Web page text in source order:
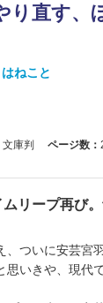
り直す、
はねこと
文庫判 ページ数：
リープ再び
ついに安芸宮
いきや、現代